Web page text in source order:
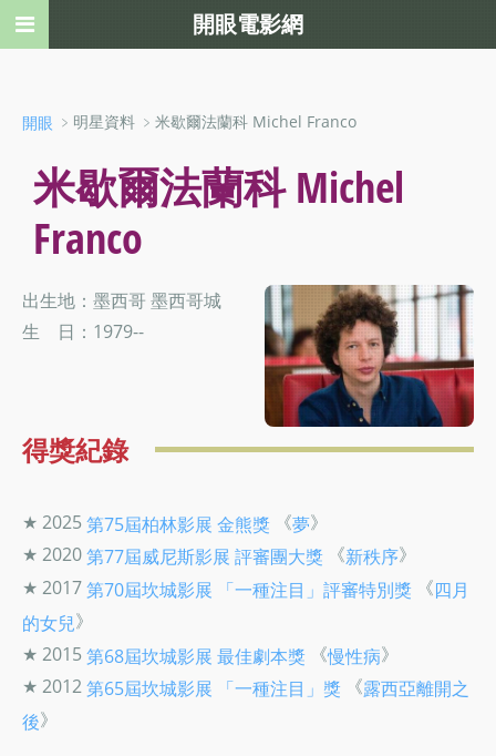
開眼 ﹥明星資料 ﹥米歇爾法蘭科 Michel Franco
米歇爾法蘭科 Michel
Franco
出生地：墨西哥 墨西哥城
生 日：1979--
得獎紀錄
★ 2025第75屆柏林影展 金熊獎 《夢》
★ 2020第77屆威尼斯影展 評審團大獎 《新秩序》
★ 2017第70屆坎城影展 「一種注目」評審特別獎 《四月
的女兒》
★ 2015第68屆坎城影展 最佳劇本獎 《慢性病》
★ 2012第65屆坎城影展 「一種注目」獎 《露西亞離開之
後》
開眼電影網